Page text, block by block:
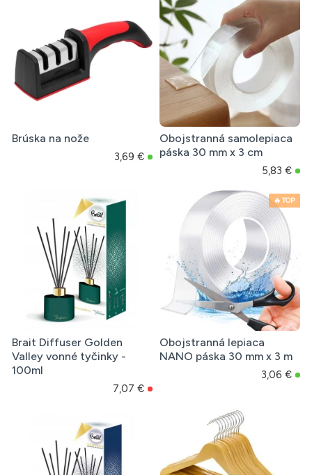
Brúska na nože
3,69 €
Obojstranná samolepiaca
páska 30 mm x 3 cm
5,83 €
Brait Diffuser Golden
Valley vonné tyčinky -
100ml
7,07 €
🔥 TOP
Obojstranná lepiaca
NANO páska 30 mm x 3 m
3,06 €